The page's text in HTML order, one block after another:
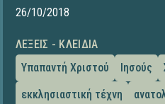
26/10/2018
ΛΈΞΕΙΣ - ΚΛΕΙΔΙΆ
Υπαπαντή Χριστού
Ιησούς
εκκλησιαστική τέχνη